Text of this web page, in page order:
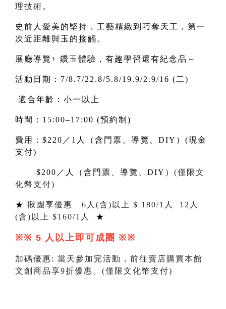
理技術。
史前人愛美的堅持，工藝精緻到巧奪天工，第一
次近距離與玉的接觸。
展廳導覽+ 鑽玉體驗，有趣學習還有紀念品～
活動日期：7/8.7/22.8/5.8/19.9/2.9/16 (二)
適合年齡：小一以上
時間：15:00–17:00 (預約制)
費用：$220／1人（含門票、導覽、DIY）(現金
支付)
$200 ／人（含門票、導覽、DIY） (僅限文
化幣支付)
★ 揪團享優惠 6 人 (含) 以上 $ 180/1 人 12 人
(含) 以上 $160/1人 ★
※※ 5 人以上即可成團 ※※
加碼優惠: 當天參加完活動，前往賣店購買本館
文創商品享9折優惠。 (僅限文化幣支付)